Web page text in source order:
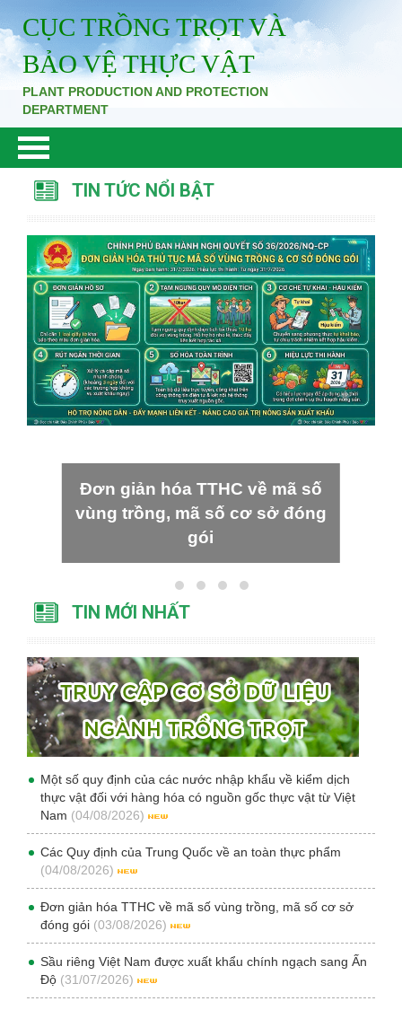
CỤC TRỒNG TRỌT VÀ
BẢO VỆ THỰC VẬT
PLANT PRODUCTION AND PROTECTION
DEPARTMENT
TIN TỨC NỔI BẬT
Đơn giản hóa TTHC về mã số
vùng trồng, mã số cơ sở đóng
gói
TIN MỚI NHẤT
Một số quy định của các nước nhập khẩu về kiểm dịch
thực vật đối với hàng hóa có nguồn gốc thực vật từ Việt
Nam (04/08/2026)
Các Quy định của Trung Quốc về an toàn thực phẩm
(04/08/2026)
Đơn giản hóa TTHC về mã số vùng trồng, mã số cơ sở
đóng gói (03/08/2026)
Sầu riêng Việt Nam được xuất khẩu chính ngạch sang Ấn
Độ (31/07/2026)